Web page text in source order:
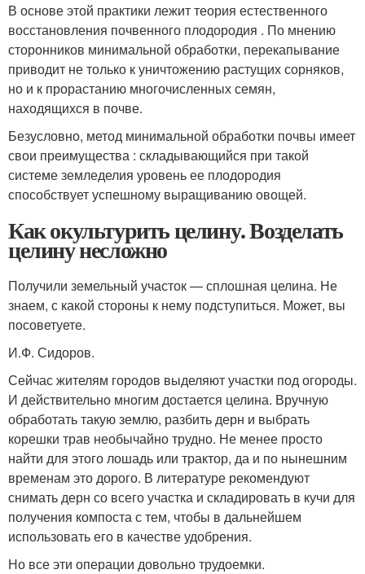
В основе этой практики лежит теория естественного
восстановления почвенного плодородия . По мнению
сторонников минимальной обработки, перекапывание
приводит не только к уничтожению растущих сорняков,
но и к прорастанию многочисленных семян,
находящихся в почве.
Безусловно, метод минимальной обработки почвы имеет
свои преимущества : складывающийся при такой
системе земледелия уровень ее плодородия
способствует успешному выращиванию овощей.
Как окультурить целину. Возделать
целину несложно
Получили земельный участок — сплошная целина. Не
знаем, с какой стороны к нему подступиться. Может, вы
посоветуете.
И.Ф. Сидоров.
Сейчас жителям городов выделяют участки под огороды.
И действительно многим достается целина. Вручную
обработать такую землю, разбить дерн и выбрать
корешки трав необычайно трудно. Не менее просто
найти для этого лошадь или трактор, да и по нынешним
временам это дорого. В литературе рекомендуют
снимать дерн со всего участка и складировать в кучи для
получения компоста с тем, чтобы в дальнейшем
использовать его в качестве удобрения.
Но все эти операции довольно трудоемки.